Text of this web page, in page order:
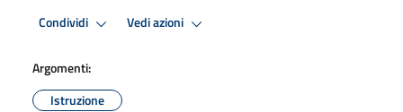
Condividi Vedi azioni
Argomenti:
Istruzione